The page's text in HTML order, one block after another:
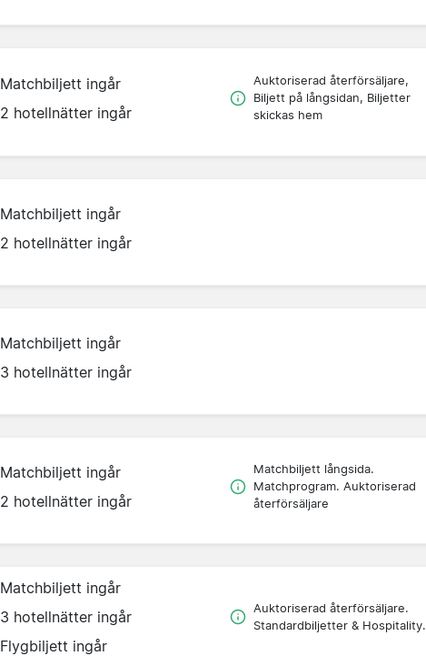
Matchbiljett ingår
2 hotellnätter ingår
Auktoriserad återförsäljare,
Biljett på långsidan, Biljetter
skickas hem
Matchbiljett ingår
2 hotellnätter ingår
Matchbiljett ingår
3 hotellnätter ingår
Matchbiljett ingår
2 hotellnätter ingår
Matchbiljett långsida.
Matchprogram. Auktoriserad
återförsäljare
Matchbiljett ingår
3 hotellnätter ingår
Flygbiljett ingår
Auktoriserad återförsäljare.
Standardbiljetter & Hospitality.